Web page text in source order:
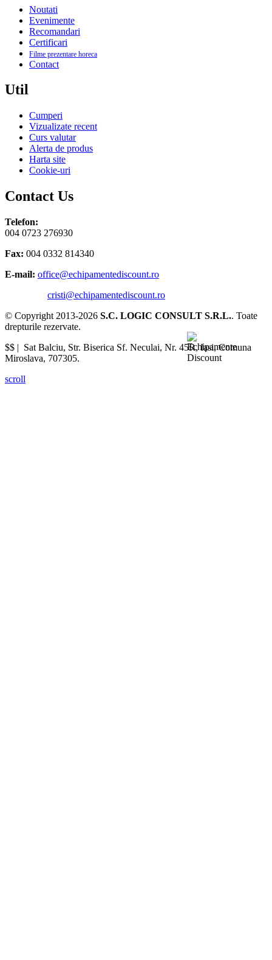
Noutati
Evenimente
Recomandari
Certificari
Filme prezentare horeca
Contact
Util
Cumperi
Vizualizate recent
Curs valutar
Alerta de produs
Harta site
Cookie-uri
Contact Us
Telefon:
004 0723 276930
Fax: 004 0332 814340
E-mail: office@echipamentediscount.ro
cristi@echipamentediscount.ro
© Copyright 2013-2026 S.C. LOGIC CONSULT S.R.L.. Toate
drepturile rezervate.
$$ | Sat Balciu, Str. Biserica Sf. Neculai, Nr. 45R,Iasi,Comuna
Miroslava, 707305.
scroll